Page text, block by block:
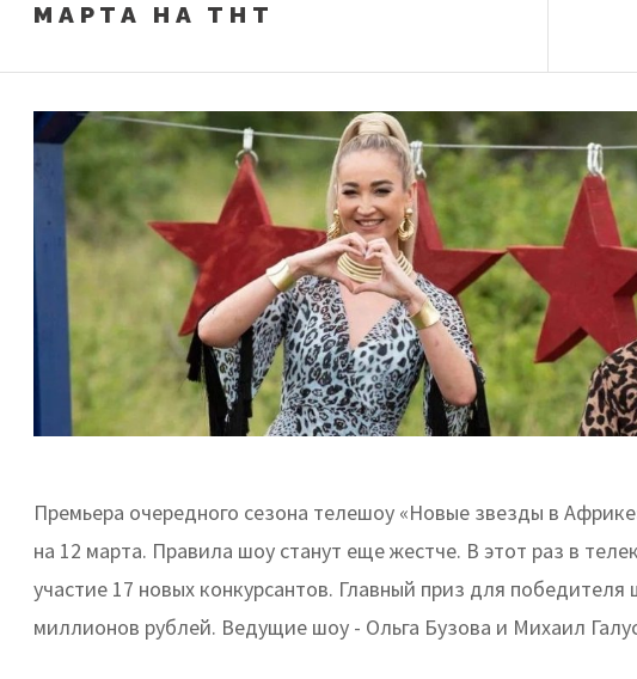
МАРТА НА ТНТ
Премьера очередного сезона телешоу «Новые звезды в
на 12 марта. Правила шоу станут еще жестче. В этот раз в
участие 17 новых конкурсантов. Главный приз для победителя
миллионов рублей. Ведущие шоу - Ольга Бузова и Михаил